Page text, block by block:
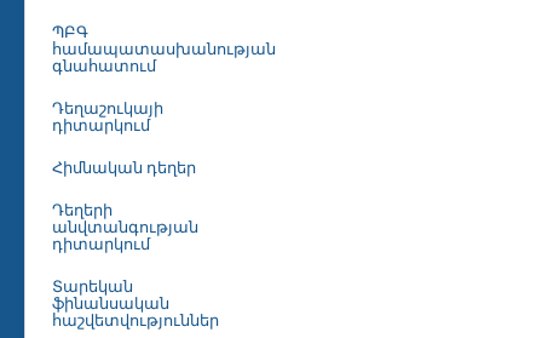
ՊԲԳ
համապատասխանության
գնահատում
Դեղաշուկայի
դիտարկում
Հիմնական դեղեր
Դեղերի
անվտանգության
դիտարկում
Տարեկան
ֆինանսական
հաշվետվություններ